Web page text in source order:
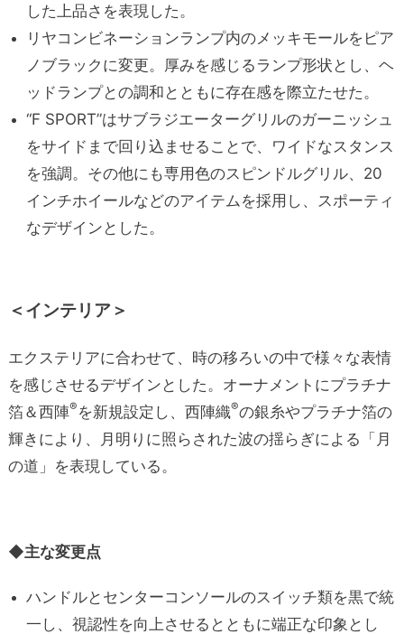
した上品さを表現した。
リヤコンビネーションランプ内のメッキモールをピア
ノブラックに変更。厚みを感じるランプ形状とし、ヘ
ッドランプとの調和とともに存在感を際立たせた。
“F SPORT”はサブラジエーターグリルのガーニッシュ
をサイドまで回り込ませることで、ワイドなスタンス
を強調。その他にも専用色のスピンドルグリル、20
インチホイールなどのアイテムを採用し、スポーティ
なデザインとした。
＜インテリア＞
エクステリアに合わせて、時の移ろいの中で様々な表情
を感じさせるデザインとした。オーナメントにプラチナ
箔＆西陣® を新規設定し、西陣織®の銀糸やプラチナ箔の
輝きにより、月明りに照らされた波の揺らぎによる「月
の道」を表現している。
◆主な変更点
ハンドルとセンターコンソールのスイッチ類を黒で統
一し、視認性を向上させるとともに端正な印象とし